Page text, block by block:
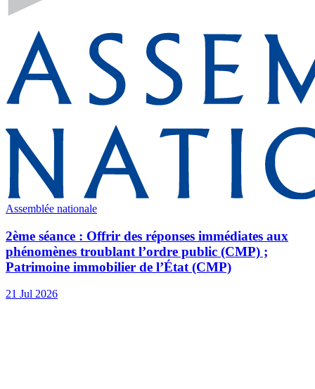
Assemblée nationale
2ème séance : Offrir des réponses immédiates aux
phénomènes troublant l’ordre public (CMP) ;
Patrimoine immobilier de l’État (CMP)
21 Jul 2026